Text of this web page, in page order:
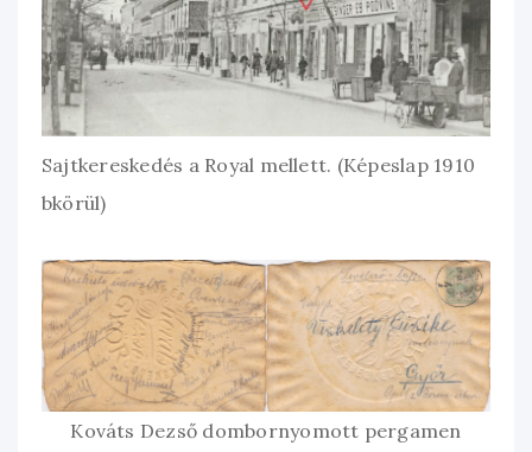
Sajtkereskedés a Royal mellett. (Képeslap 1910
bkörül)
Kováts Dezső dombornyomott pergamen